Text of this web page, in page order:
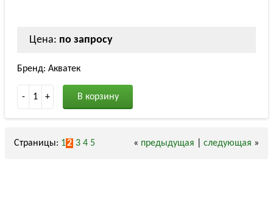
Цена: по запросу
Бренд: Акватек
- 1 + В корзину
« предыдущая следующая »
Страницы: 12 3 4 5